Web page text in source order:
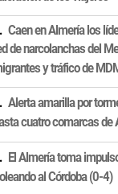
Caen en Almería los
de narcolanchas del
y tráfico de
Alerta amarilla por
cuatro comarcas de
El Almería toma
al Córdoba (0-4)